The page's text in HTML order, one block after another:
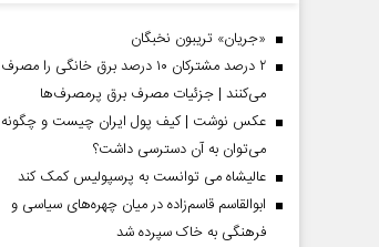
«جریان» تریبون نخبگان
۲ درصد مشترکان ۱۰ درصد برق خانگی را مصرف
می‌کنند | جزئیات مصرف برق پرمصرف‌ها
عکس نوشت | کیف پول ایران چیست و چگونه
می‌توان به آن دسترسی داشت؟
عالیشاه می توانست به پرسپولیس کمک کند
ابوالقاسم قاسم‌زاده در میان چهره‌های سیاسی و
فرهنگی به خاک سپرده شد